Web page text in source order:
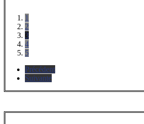
1
2
3
4
5
Précédent
Suivante